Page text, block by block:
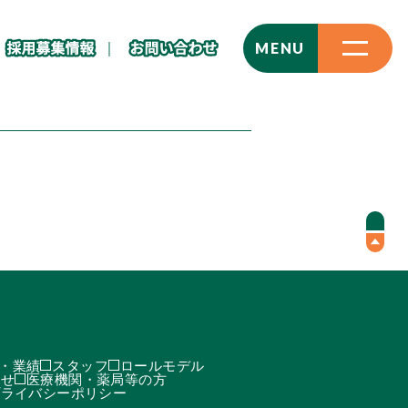
MENU
CLOSE
業績 スタッフ
ロールモデル
医療機関・薬局等の方
イバシーポリシー